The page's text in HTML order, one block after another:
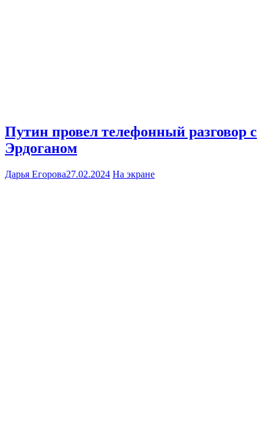
Путин провел телефонный разговор с
Эрдоганом
Дарья Егорова27.02.2024 На экране